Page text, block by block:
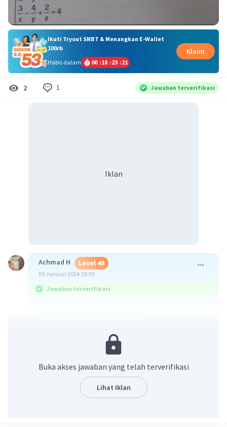
Ikuti Tryout SNBT & Menangkan E-Wallet
100rb
Habis dalam
00 :18 :23 :21
Klaim
2 1 Jawaban terverifikasi
Iklan
Achmad H Level 49
09 Januari 2024 18:30
Jawaban terverifikasi
c = 1/z
Maka bisa kita ubah sistem persamaannya
Buka akses jawaban yang telah terverifikasi
Lihat Iklan